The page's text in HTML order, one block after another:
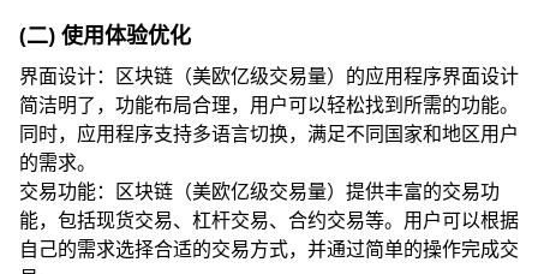
(二) 使用体验优化
界面设计：区块链（美欧亿级交易量）的应用程序界面设计
简洁明了，功能布局合理，用户可以轻松找到所需的功能。
同时，应用程序支持多语言切换，满足不同国家和地区用户
的需求。
交易功能：区块链（美欧亿级交易量）提供丰富的交易功
能，包括现货交易、杠杆交易、合约交易等。用户可以根据
自己的需求选择合适的交易方式，并通过简单的操作完成交